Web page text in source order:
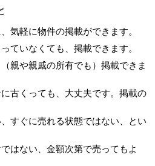
気軽に物件の掲載ができます。
ていなくても、掲載できます。
親や親戚の所有でも）掲載できま
古くっても、大丈夫です。掲載の
すぐに売れる状態ではない、とい
はない、金額次第で売ってもよ